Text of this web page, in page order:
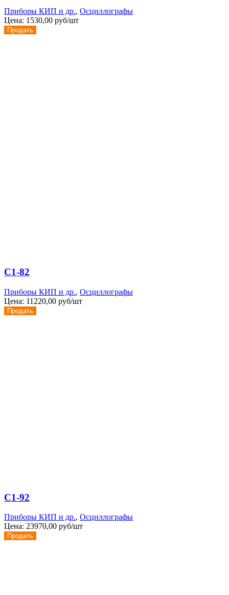
Приборы КИП и др., Осциллографы
Цена: 1530,00 руб/шт
Продать
С1-82
Приборы КИП и др., Осциллографы
Цена: 11220,00 руб/шт
Продать
С1-92
Приборы КИП и др., Осциллографы
Цена: 23970,00 руб/шт
Продать